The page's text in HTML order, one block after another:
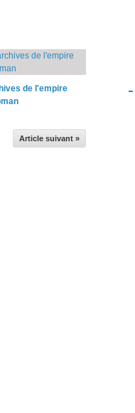
de l'empire
Article suivant »